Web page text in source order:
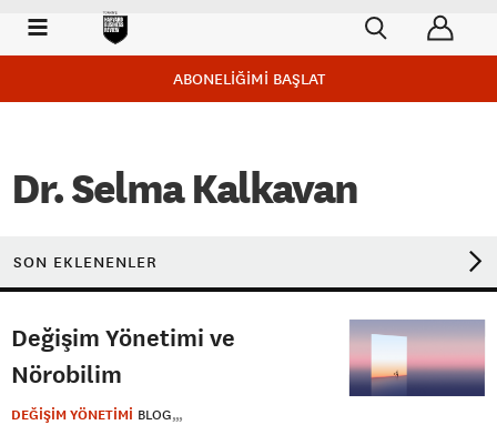
ABONELİĞİMİ BAŞLAT
Dr. Selma Kalkavan
SON EKLENENLER
Değişim Yönetimi ve
Nörobilim
DEĞİŞİM YÖNETİMİ BLOG